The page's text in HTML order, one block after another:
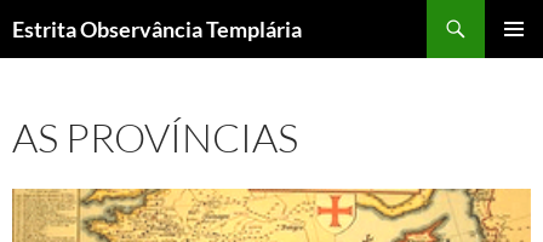
para
Estrita Observância Templária
AS PROVÍNCIAS